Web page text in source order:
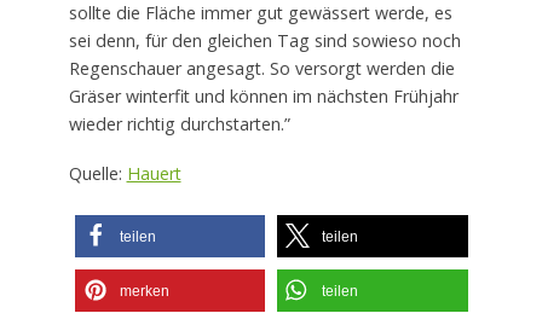
sollte die Fläche immer gut gewässert werde, es
sei denn, für den gleichen Tag sind sowieso noch
Regenschauer angesagt. So versorgt werden die
Gräser winterfit und können im nächsten Frühjahr
wieder richtig durchstarten.”
Quelle: Hauert
teilen teilen
merken teilen